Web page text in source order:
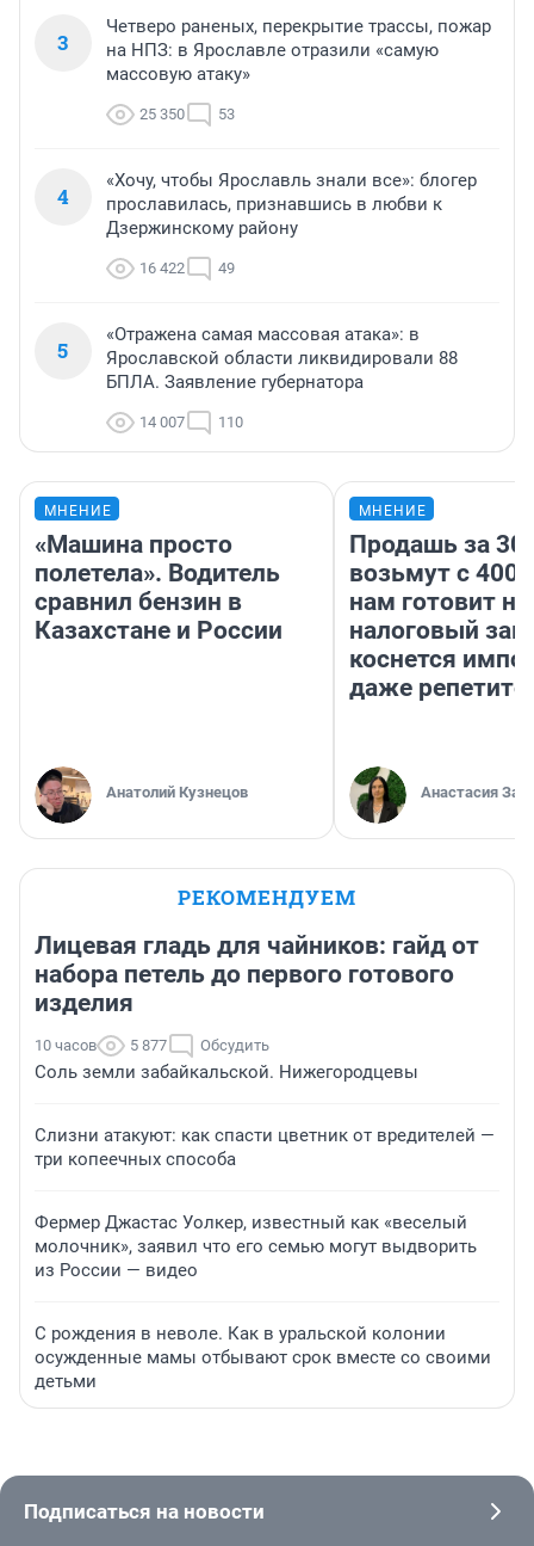
3
Четверо раненых, перекрытие трассы, пожар
на НПЗ: в Ярославле отразили «самую
массовую атаку»
25 350 53
4
«Хочу, чтобы Ярославль знали все»: блогер
прославилась, признавшись в любви к
Дзержинскому району
16 422 49
5
«Отражена самая массовая атака»: в
Ярославской области ликвидировали 88
БПЛА. Заявление губернатора
14 007 110
МНЕНИЕ
«Машина просто
полетела». Водитель
сравнил бензин в
Казахстане и России
Анатолий Кузнецов
МНЕНИЕ
Продашь за
возьмут с
нам готовит
налоговый
коснется
даже
Анастасия
РЕКОМЕНДУЕМ
Лицевая гладь для чайников: гайд от
набора петель до первого готового
изделия
10 часов 5 877 Обсудить
Соль земли забайкальской. Нижегородцевы
Слизни атакуют: как спасти цветник от вредителей —
три копеечных способа
Фермер Джастас Уолкер, известный как «веселый
молочник», заявил что его семью могут выдворить
из России — видео
С рождения в неволе. Как в уральской колонии
осужденные мамы отбывают срок вместе со своими
детьми
Подписаться на новости